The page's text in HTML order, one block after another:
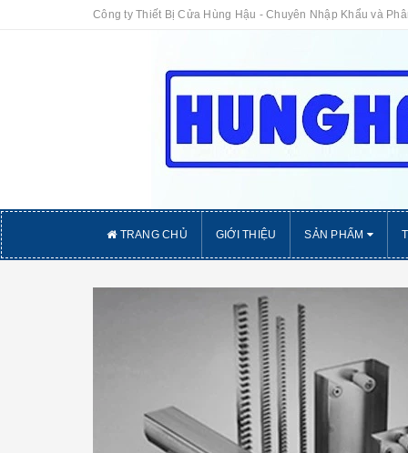
Công ty Thiết Bị Cửa Hùng Hậu - Chuyên Nhập Khẩu và
TRANG CHỦ GIỚI THIỆU SẢN PHẨM